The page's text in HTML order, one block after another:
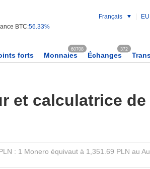
BTC:56.33%
Français
forts Monnaies
60708
Échanges
372
et calculatrice
: 1 Monero équivaut à 1,351.69 PLN au